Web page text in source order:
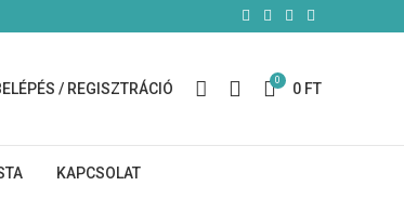
/ REGISZTRÁCIÓ 0 0 FT
KAPCSOLAT